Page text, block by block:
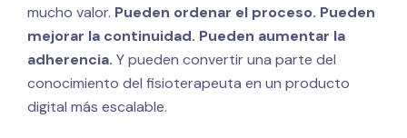
mucho valor. Pueden ordenar el proceso. Pueden
mejorar la continuidad. Pueden aumentar la
adherencia. Y pueden convertir una parte del
conocimiento del fisioterapeuta en un producto
digital más escalable.